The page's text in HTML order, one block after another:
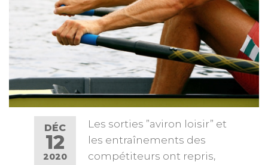
DÉC
12
2020
Les sorties ”aviron loisir” et
les entraînements des
compétiteurs ont repris,